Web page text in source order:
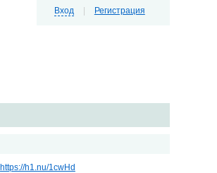
Вход Регистрация
https://h1.nu/1cwHd